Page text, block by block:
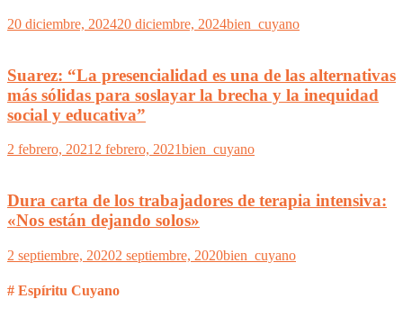
20 diciembre, 202420 diciembre, 2024bien_cuyano
Suarez: “La presencialidad es una de las alternativas
más sólidas para soslayar la brecha y la inequidad
social y educativa”
2 febrero, 2021 2 febrero, 2021bien_cuyano
Dura carta de los trabajadores de terapia intensiva:
«Nos están dejando solos»
2 septiembre, 20202 septiembre, 2020bien_cuyano
# Espíritu Cuyano